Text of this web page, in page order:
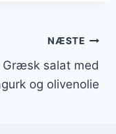
NÆSTE
Græsk salat med
og olivenolie